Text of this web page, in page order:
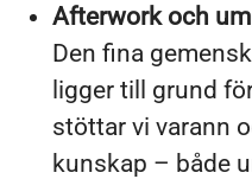
Afterwork och
Den fina
ligger till grund
stöttar vi varann
kunskap – både